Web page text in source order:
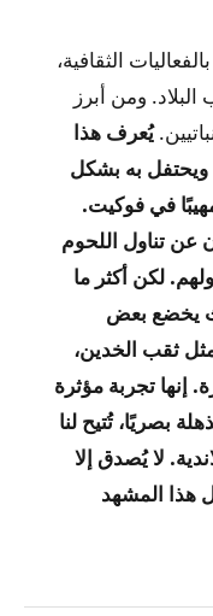
الثقافية،
ومن أبرز
يُعرف هذا
به بشكل
في فوكيت.
عن تناول اللحوم
لكن أكثر ما
يخضع بعض
ثقب الخدين،
إنها تجربة مؤثرة
بصريًا، تُتيح لنا
لا يُصدق إلا
هذا المشهد